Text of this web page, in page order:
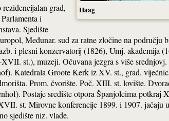
Haag
grad,
i
Sjedište
Međunar. sud za ratne zločine na području
i plesni konzervatorij (1826), Umj. akademija
st.), muzeji. Očuvana jezgra s više srednjovj.
Katedrala Groote Kerk iz XV. st., grad.
Prom. čvorište. Poč. XIII. st. lovište.
Postaje središte otpora Španjolcima potkraj
st. Mirovne konferencije 1899. i 1907. jačaju
sjedište niz. vlade.